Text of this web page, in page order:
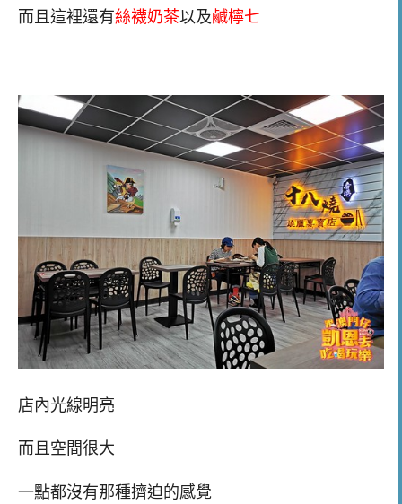
而且這裡還有絲襪奶茶以及鹹檸七
店內光線明亮
而且空間很大
一點都沒有那種擠迫的感覺